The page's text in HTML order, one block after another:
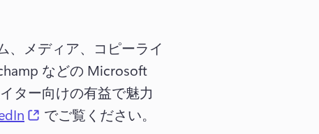
、メディア、コピーライ
などの Microsoft
ター向けの有益で魅力
(opens in a new tab)
でご覧ください。